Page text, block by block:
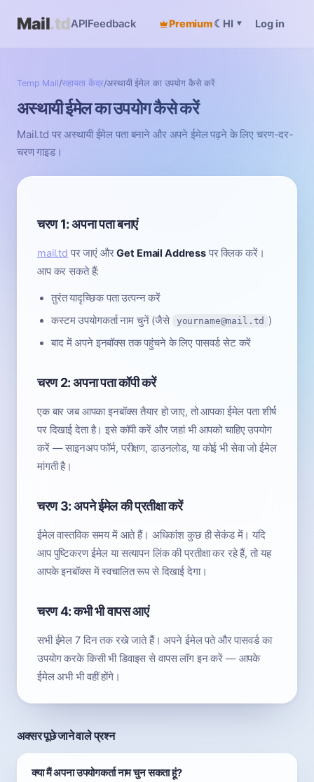
Mail.tdAPIFeedback Premium☾ HI ▾ Log in
Temp Mail/सहायता केंद्र/अस्थायी ईमेल का उपयोग कैसे करें
अस्थायी ईमेल का उपयोग कैसे करें
Mail.td पर अस्थायी ईमेल पता बनाने और अपने ईमेल पढ़ने के लिए चरण-दर-
चरण गाइड।
चरण 1: अपना पता बनाएं
mail.td पर जाएं औरGet Email Addressपर क्लिक करें।
आप कर सकते हैं:
तुरंत यादृच्छिक पता उत्पन्न करें
कस्टम उपयोगकर्ता नाम चुनें (जैसे
yourname@mail.td )
बाद में अपने इनबॉक्स तक पहुंचने के लिए पासवर्ड सेट करें
चरण 2: अपना पता कॉपी करें
एक बार जब आपका इनबॉक्स तैयार हो जाए, तो आपका ईमेल पता शीर्ष
पर दिखाई देता है। इसे कॉपी करें और जहां भी आपको चाहिए उपयोग
करें — साइनअप फॉर्म, परीक्षण, डाउनलोड, या कोई भी सेवा जो ईमेल
मांगती है।
चरण 3: अपने ईमेल की प्रतीक्षा करें
ईमेल वास्तविक समय में आते हैं। अधिकांश कुछ ही सेकंड में। यदि
आप पुष्टिकरण ईमेल या सत्यापन लिंक की प्रतीक्षा कर रहे हैं, तो यह
आपके इनबॉक्स में स्वचालित रूप से दिखाई देगा।
चरण 4: कभी भी वापस आएं
सभी ईमेल 7 दिन तक रखे जाते हैं। अपने ईमेल पते और पासवर्ड का
उपयोग करके किसी भी डिवाइस से वापस लॉग इन करें — आपके
ईमेल अभी भी वहीं होंगे।
अक्सर पूछे जाने वाले प्रश्न
क्या मैं अपना उपयोगकर्ता नाम चुन सकता हूं?